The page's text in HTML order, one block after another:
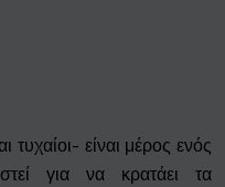
τυχαίοι- είναι μέρος ενός
για να κρατάει τα